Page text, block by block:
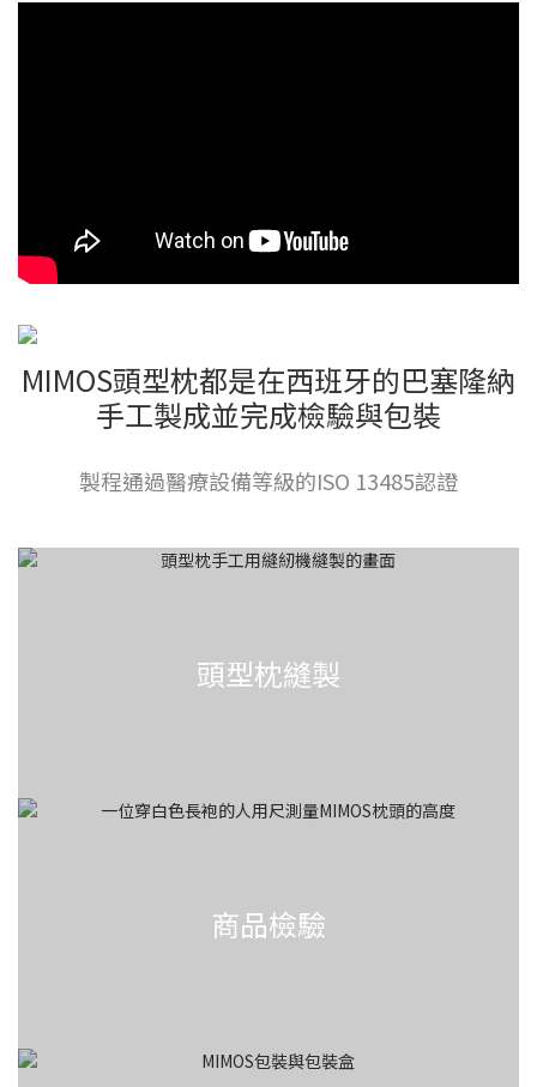
MIMOS頭型枕都是在西班牙的巴塞隆納
手工製成並完成檢驗與包裝
製程通過醫療設備等級的ISO 13485認證
頭型枕縫製
商品檢驗